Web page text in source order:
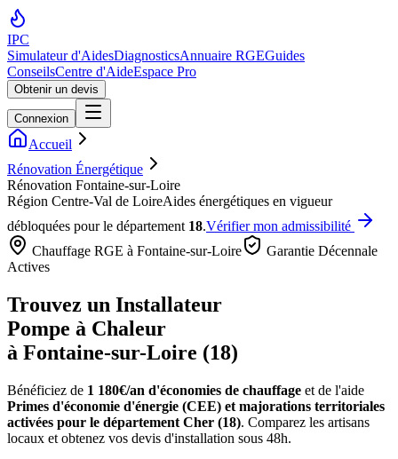
IPC
Simulateur d'AidesDiagnosticsAnnuaire RGEGuides
ConseilsCentre d'AideEspace Pro
Obtenir un devis
Connexion
Accueil
Rénovation Énergétique
Rénovation Fontaine-sur-Loire
Région Centre-Val de LoireAides énergétiques en vigueur
débloquées pour le département 18.Vérifier mon admissibilité
Chauffage RGE à Fontaine-sur-Loire
Garantie Décennale
Actives
Trouvez un Installateur
Pompe à Chaleur
à Fontaine-sur-Loire (18)
Bénéficiez de 1 180€/an d'économies de chauffage et de l'aide
Primes d'économie d'énergie (CEE) et majorations territoriales
activées pour le département Cher (18). Comparez les artisans
locaux et obtenez vos devis d'installation sous 48h.